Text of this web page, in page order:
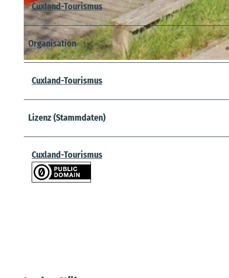
© A. Brüning |CC-BY
Cuxland-Tourismus
Organisation
Cuxland-Tourismus
Lizenz (Stammdaten)
Cuxland-Tourismus